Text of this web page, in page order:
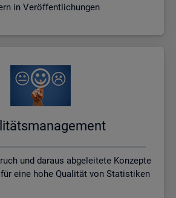
in Veröffentlichungen
und daraus abgeleitete Konzepte
eine hohe Qualität von Statistiken